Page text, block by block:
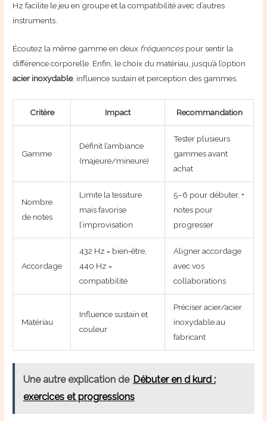
Hz facilite le jeu en groupe et la compatibilité avec d’autres
instruments.
Écoutez la même gamme en deux fréquencespour sentir la
différence corporelle. Enfin, le choix du matériau, jusqu’à l’option
acier inoxydable, influence sustain et perception des gammes.
Critère Impact Recommandation
Gamme
Définit l’ambiance
(majeure/mineure)
Tester plusieurs
gammes avant
achat
Nombre
de notes
Limite la tessiture
mais favorise
l’improvisation
5–6 pour débuter, +
notes pour
progresser
Accordage
432 Hz = bien‑être,
440 Hz =
compatibilité
Aligner accordage
avec vos
collaborations
Matériau
Influence sustain et
couleur
Préciser acier/acier
inoxydable au
fabricant
Une autre explication de Débuter en d kurd :
exercices et progressions